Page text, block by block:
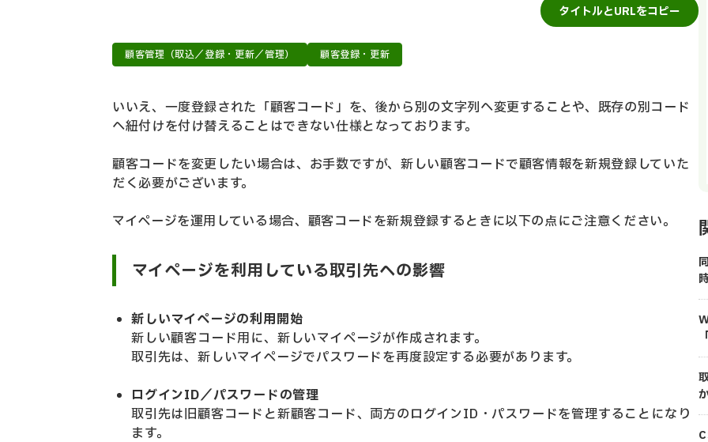
タイトルとURLをコピー
顧客管理（取込／登録・更新／管理） 顧客登録・更新
いいえ、一度登録された「顧客コード」を、後から別の文字列へ変更することや、既存の別コード
へ紐付けを付け替えることはできない仕様となっております。
顧客コードを変更したい場合は、お手数ですが、新しい顧客コードで顧客情報を新規登録していた
だく必要がございます。
マイページを運用している場合、顧客コードを新規登録するときに以下の点にご注意ください。
マイページを利用している取引先への影響
新しいマイページの利用開始
新しい顧客コード用に、新しいマイページが作成されます。
取引先は、新しいマイページでパスワードを再度設定する必要があります。
ログインID／パスワードの管理
取引先は旧顧客コードと新顧客コード、両方のログインID・パスワードを管理することになり
ます。